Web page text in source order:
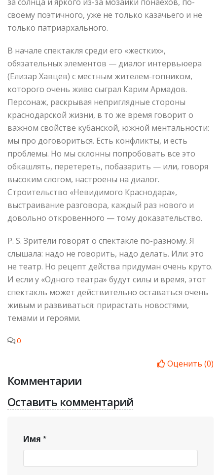
своему поэтичного, уже не только казачьего и не
только патриархального.
В начале спектакля среди его «жестких»,
обязательных элементов — диалог интервьюера
(Елизар Хавцев) с местным жителем-гопником,
которого очень живо сыграл Карим Армадов.
Персонаж, раскрывая неприглядные стороны
краснодарской жизни, в то же время говорит о
важном свойстве кубанской, южной ментальности:
мы про договориться. Есть конфликты, и есть
проблемы. Но мы склонны попробовать все это
обкашлять, перетереть, побазарить — или, говоря
высоким слогом, настроены на диалог.
Строительство «Невидимого Краснодара»,
выстраивание разговора, каждый раз нового и
довольно откровенного — тому доказательство.
P. S. Зрители говорят о спектакле по-разному. Я
слышала: надо не говорить, надо делать. Или: это
не театр. Но рецепт действа придуман очень круто.
И если у «Одного театра» будут силы и время, этот
спектакль может действительно оставаться очень
живым и развиваться: прирастать новостями,
темами и героями.
0
Оценить (0)
Комментарии
Оставить комментарий
Имя